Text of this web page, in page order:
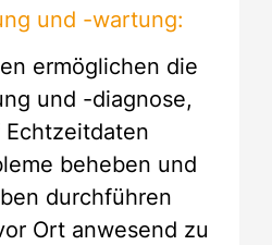
und -wartung:
ermöglichen die
und -diagnose,
Echtzeitdaten
beheben und
durchführen
Ort anwesend zu